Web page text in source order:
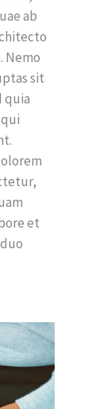
ab
Nemo
sit
quia
et